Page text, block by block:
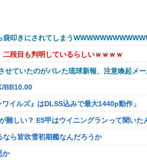
イルズ』はDLSS込みで最大1440p動作」
難しい？ E5甲はウイニングランって聞いた
ら皆吹雪初期艦なんだろうか
ラ見え！！
大半が交換レート合わせない奴多くね？
ェリードニヒで確定！クロロの演劇のせい
とコラボしてた」ﾊﾟｼｬｯ
袋叩きにされてしまう
二段目も判明しているらしいｗｗｗｗ
せていたのがバレた琉球新報、注意喚起メ
BB10.00
イルズ』はDLSS込みで最大1440p動作」
難しい？ E5甲はウイニングランって聞いた
なら皆吹雪初期艦なんだろうか
か